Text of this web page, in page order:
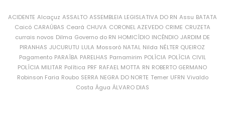
ACIDENTE Alcaçuz ASSALTO ASSEMBLEIA LEGISLATIVA DO RN Assu BATATA
Caicó CARAÚBAS Ceará CHUVA CORONEL AZEVEDO CRIME CRUZETA
currais novos Dilma Governo do RN HOMICÍDIO INCÊNDIO JARDIM DE
PIRANHAS JUCURUTU LULA Mossoró NATAL Nilda NÉLTER QUEIROZ
Pagamento PARAÍBA PARELHAS Parnamirim POLÍCIA POLÍCIA CIVIL
POLÍCIA MILITAR Política PRF RAFAEL MOTTA RN ROBERTO GERMANO
Robinson Faria Roubo SERRA NEGRA DO NORTE Temer UFRN Vivaldo
Costa Água ÁLVARO DIAS